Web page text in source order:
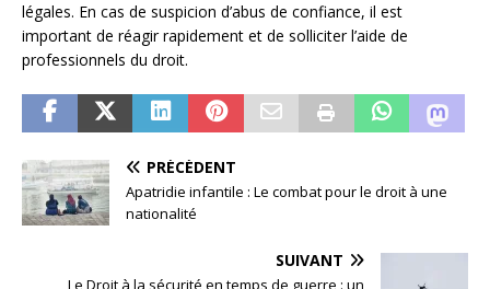
légales. En cas de suspicion d’abus de confiance, il est
important de réagir rapidement et de solliciter l’aide de
professionnels du droit.
PRÉCÉDENT
Apatridie infantile : Le combat pour le droit à une
nationalité
SUIVANT
Le Droit à la sécurité en temps de guerre : un